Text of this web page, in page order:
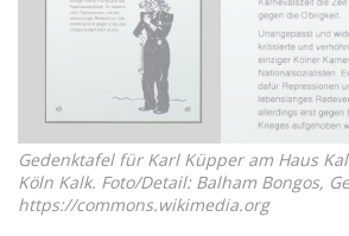
Gedenktafel für Karl Küpper am Haus
Köln Kalk. Foto/Detail: Balham Bongos,
https://commons.wikimedia.org